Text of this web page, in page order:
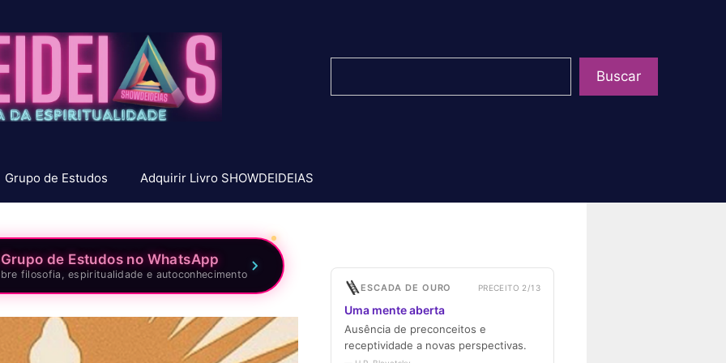
Buscar
Grupo de Estudos Adquirir Livro SHOWDEIDEIAS
de Estudos no WhatsApp
filosofia, espiritualidade e autoconhecimento